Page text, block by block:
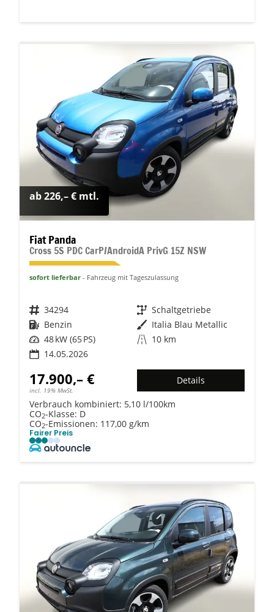
ab 226,– € mtl.
Fiat Panda
Cross 5S PDC CarP/AndroidA PrivG 15Z NSW
sofort lieferbar Fahrzeug mit Tageszulassung
Fahrzeugnr. 34294 Getriebe Schaltgetriebe
Kraftstoff Benzin Außenfarbe Italia Blau Metallic
Leistung 48 kW (65 PS) Kilometerstand 10 km
14.05.2026
17.900,– €
incl. 19% MwSt.
Details
Verbrauch kombiniert: 5,10 l/100km
CO2-Klasse: D
CO2-Emissionen: 117,00 g/km
Fairer Preis